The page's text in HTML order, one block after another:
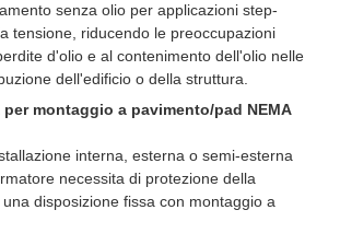
senza olio per applicazioni step-
tensione, riducendo le preoccupazioni
d'olio e al contenimento dell'olio nelle
dell'edificio o della struttura.
montaggio a pavimento/pad NEMA
interna, esterna o semi-esterna
necessita di protezione della
disposizione fissa con montaggio a